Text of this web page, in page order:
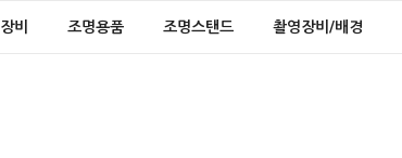
비 조명용품 조명스탠드 촬영장비/배경